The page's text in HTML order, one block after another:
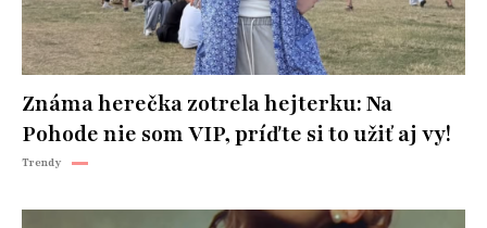
Známa herečka zotrela hejterku: Na
Pohode nie som VIP, príďte si to užiť aj vy!
Trendy